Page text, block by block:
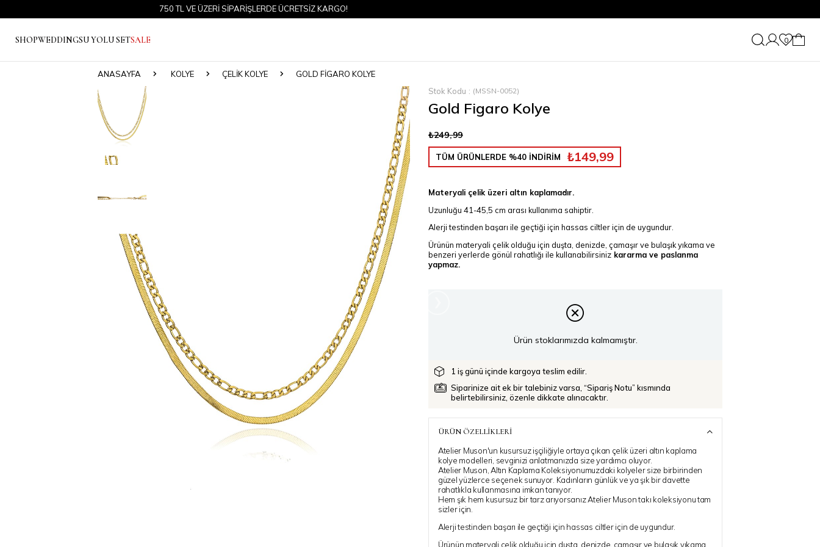
750 TL VE ÜZERİ SİPARİŞLERDE ÜCRETSİZ KARGO!
SHOPWEDDINGSU YOLU SETSALE 0
ANASAYFA KOLYE ÇELIK KOLYE GOLD FIGARO KOLYE
Stok Kodu (MSSN-0052)
Gold Figaro Kolye
₺249,99
TÜM ÜRÜNLERDE %40 İNDİRİM ₺149,99
Materyali çelik üzeri altın kaplamadır.
Uzunluğu 41-45,5 cm arası kullanıma sahiptir.
Alerji testinden başarı ile geçtiği için hassas ciltler için de uygundur.
Ürünün materyali çelik olduğu için duşta, denizde, çamaşır ve bulaşık yıkama ve
benzeri yerlerde gönül rahatlığı ile kullanabilirsiniz kararma ve paslanma
yapmaz.
Ürün stoklarımızda kalmamıştır.
1 iş günü içinde kargoya teslim edilir.
Siparinize ait ek bir talebiniz varsa, “Sipariş Notu” kısmında
belirtebilirsiniz, özenle dikkate alınacaktır.
ÜRÜN ÖZELLIKLERI
Atelier Muson'un kusursuz işçiliğiyle ortaya çıkan çelik üzeri altın kaplama
kolye modelleri, sevginizi anlatmanızda size yardımcı oluyor.
Atelier Muson, Altın Kaplama Koleksiyonumuzdaki kolyeler size birbirinden
güzel yüzlerce seçenek sunuyor. Kadınların günlük ve ya şık bir davette
rahatlıkla kullanmasına imkan tanıyor.
Hem şık hem kusursuz bir tarz arıyorsanız Atelier Muson takı koleksiyonu tam
sizler için.
Alerji testinden başarı ile geçtiği için hassas ciltler için de uygundur.
Ürünün materyali çelik olduğu için duşta, denizde, çamaşır ve bulaşık yıkama